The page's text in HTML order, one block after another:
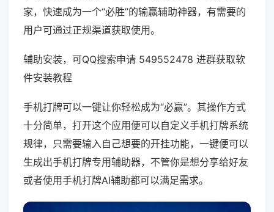
家，快速成为一个“必胜”的输赢辅助神器，有需要的
用户可通过正规渠道获取使用。
辅助安装，可QQ搜索申请 549552478 进群获取软
件安装教程
手机打牌可以一键让你轻松成为“必赢”。其操作方式
十分简单，打开这个应用便可以自定义手机打牌系统
规律，只需要输入自己想要的开挂功能，一键便可以
生成出手机打牌专用辅助器，不管你是想分享给好友
或者使用手机打牌AI辅助都可以满足需求。